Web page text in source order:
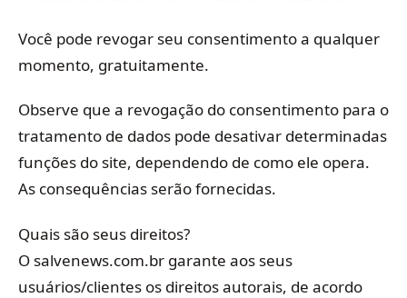
Você pode revogar seu consentimento a qualquer
momento, gratuitamente.
Observe que a revogação do consentimento para o
tratamento de dados pode desativar determinadas
funções do site, dependendo de como ele opera.
As consequências serão fornecidas.
Quais são seus direitos?
O salvenews.com.br garante aos seus
usuários/clientes os direitos autorais, de acordo